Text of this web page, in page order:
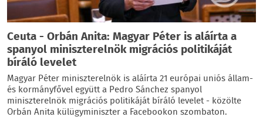
Ceuta - Orbán Anita: Magyar Péter is aláírta a
spanyol miniszterelnök migrációs politikáját
bíráló levelet
Magyar Péter miniszterelnök is aláírta 21 európai uniós állam-
és kormányfővel együtt a Pedro Sánchez spanyol
miniszterelnök migrációs politikáját bíráló levelet - közölte
Orbán Anita külügyminiszter a Facebookon szombaton.